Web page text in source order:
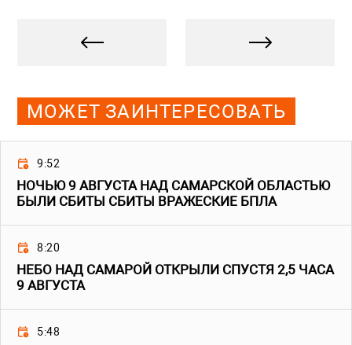
МОЖЕТ ЗАИНТЕРЕСОВАТЬ
9:52
НОЧЬЮ 9 АВГУСТА НАД САМАРСКОЙ ОБЛАСТЬЮ
БЫЛИ СБИТЫ СБИТЫ ВРАЖЕСКИЕ БПЛА
8:20
НЕБО НАД САМАРОЙ ОТКРЫЛИ СПУСТЯ 2,5 ЧАСА
9 АВГУСТА
5:48